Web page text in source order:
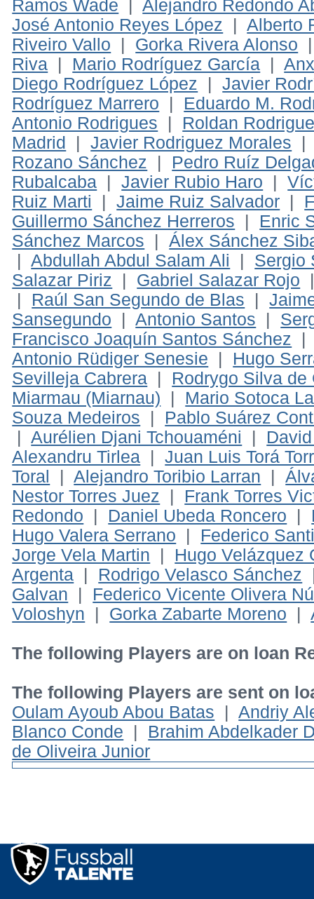
Ramos Wade |Alejandro Redondo
José Antonio Reyes López |Alberto
Riveiro Vallo
Gorka Rivera Alonso
Riva
Mario Rodríguez García |
Diego Rodríguez López |Javier
Rodríguez Marrero
Eduardo M.
Antonio Rodrigues
Roldan
Madrid
|Javier Rodriguez Morales
Rozano Sánchez
Pedro Ruíz
Rubalcaba |Javier Rubio Haro |
Ruiz Marti |Jaime Ruiz Salvador
Guillermo Sánchez Herreros
Enric
Sánchez Marcos |Álex Sánchez
|Abdullah Abdul Salam Ali
Sergio
Salazar Piriz
Gabriel Salazar Rojo
Raúl San Segundo de Blas |
Sansegundo |Antonio Santos
Francisco Joaquín Santos Sánchez
Antonio Rüdiger Senesie
Hugo
Sevilleja Cabrera
Rodrygo Silva de
Miarmau (Miarnau)
Mario Sotoca
Souza Medeiros
Pablo Suárez
|Aurélien Djani Tchouaméni
Alexandru Tirlea |Juan Luis Torá
Toral
|Alejandro Toribio Larran |
Nestor Torres Juez
Frank Torres
Redondo
Daniel Ubeda Roncero
Hugo Valera Serrano
Federico
Jorge Vela Martin
Hugo Velázquez
Argenta
Rodrigo Velasco Sánchez
Galvan
Federico Vicente Olivera
Voloshyn
Gorka Zabarte Moreno |
The following Players are on loan
The following Players are sent on
Oulam Ayoub Abou Batas |Andriy
Blanco Conde
Brahim Abdelkader
de Oliveira Junior